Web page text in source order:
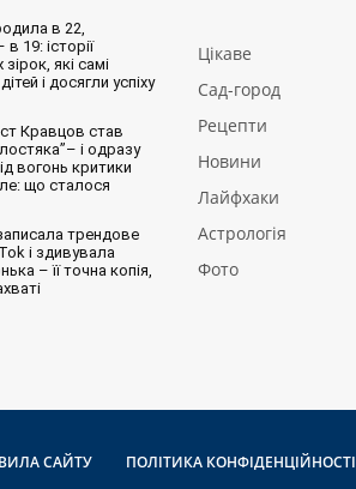
в 22,
19: історії
зірок, які самі
і досягли успіху
Кравцов став
і одразу
вогонь критики
що сталося
трендове
і здивувала
– її точна копія,
Цікаве
Сад-город
Рецепти
Новини
Лайфхаки
Астрологія
Фото
САЙТУ ПОЛІТИКА КОНФІДЕНЦІЙНОСТІ